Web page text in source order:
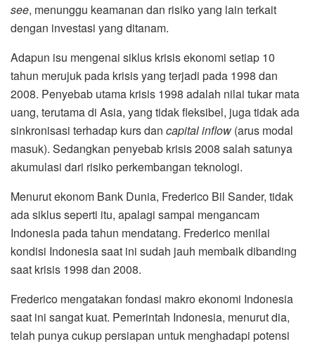
see, menunggu keamanan dan risiko yang lain terkait
dengan investasi yang ditanam.
Adapun isu mengenai siklus krisis ekonomi setiap 10
tahun merujuk pada krisis yang terjadi pada 1998 dan
2008. Penyebab utama krisis 1998 adalah nilai tukar mata
uang, terutama di Asia, yang tidak fleksibel, juga tidak ada
sinkronisasi terhadap kurs dan capital inflow (arus modal
masuk). Sedangkan penyebab krisis 2008 salah satunya
akumulasi dari risiko perkembangan teknologi.
Menurut ekonom Bank Dunia, Frederico Bil Sander, tidak
ada siklus seperti itu, apalagi sampai mengancam
Indonesia pada tahun mendatang. Frederico menilai
kondisi Indonesia saat ini sudah jauh membaik dibanding
saat krisis 1998 dan 2008.
Frederico mengatakan fondasi makro ekonomi Indonesia
saat ini sangat kuat. Pemerintah Indonesia, menurut dia,
telah punya cukup persiapan untuk menghadapi potensi